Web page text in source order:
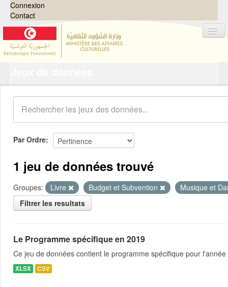
Connexion
Contact
Organisations
Groupes
Demandes 0
À propos
Par Ordre
1 jeu de données trouvé
Groupes: Livre Budget et Subvention
Musique et
Filtrer les resultats
Le Programme spécifique en 2019
Ce jeu de données contient le programme spécifique pour
XLSX CSV